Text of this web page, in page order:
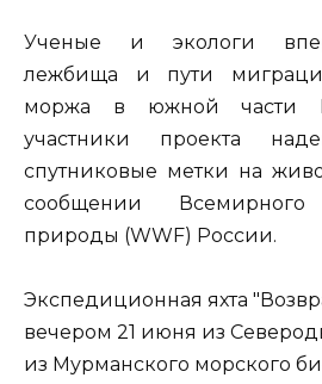
Ученые и экологи
лежбища и пути миграции
моржа в южной части
участники проекта
спутниковые метки на
сообщении
природы (WWF) России.
Экспедиционная яхта
вечером 21 июня из
из Мурманского морского